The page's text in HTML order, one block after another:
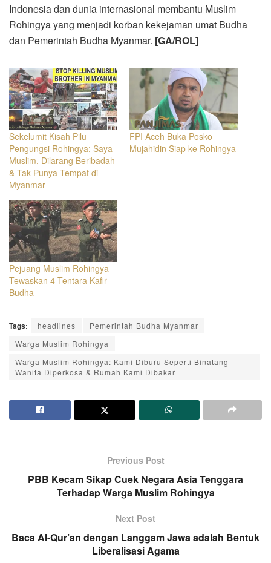
Indonesia dan dunia internasional membantu Muslim
Rohingya yang menjadi korban kekejaman umat Budha
dan Pemerintah Budha Myanmar. [GA/ROL]
Sekelumit Kisah Pilu
Pengungsi Rohingya; Saya
Muslim, Dilarang Beribadah
& Tak Punya Tempat di
Myanmar
FPI Aceh Buka Posko
Mujahidin Siap ke Rohingya
Pejuang Muslim Rohingya
Tewaskan 4 Tentara Kafir
Budha
Tags: headlines
Pemerintah Budha Myanmar
Warga Muslim Rohingya
Warga Muslim Rohingya: Kami Diburu Seperti Binatang
Wanita Diperkosa & Rumah Kami Dibakar
Previous Post
PBB Kecam Sikap Cuek Negara Asia Tenggara
Terhadap Warga Muslim Rohingya
Next Post
Baca Al-Qur’an dengan Langgam Jawa adalah Bentuk
Liberalisasi Agama